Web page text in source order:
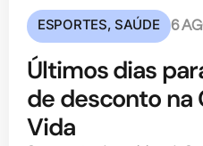
ESPORTES,SAÚDE 6
Últimos dias
de desconto na
Vida